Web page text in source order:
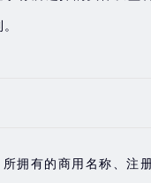
的商用名称、注册